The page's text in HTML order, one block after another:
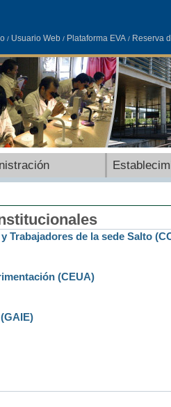
/ Usuario Web/ Plataforma EVA/ Reserva
de la sede Salto
(CEUA)